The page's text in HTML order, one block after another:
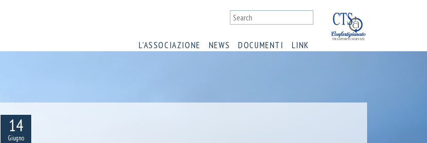
L’ASSOCIAZIONE NEWS DOCUMENTI LINK
14
Giugno